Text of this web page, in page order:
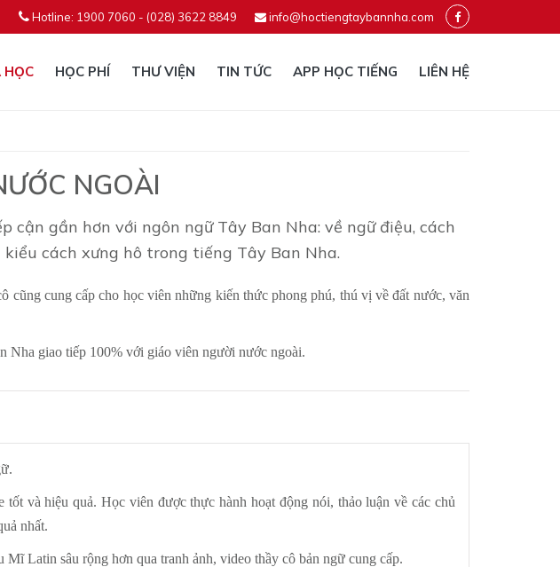
Hotline: 1900 7060 - (028) 3622 8849 info@hoctiengtaybannha.com
HỌC HỌC PHÍ THƯ VIỆN TIN TỨC APP HỌC TIẾNG LIÊN HỆ
NGOÀI
gần hơn với ngôn ngữ Tây Ban Nha: về ngữ điệu, cách
cách xưng hô trong tiếng Tây Ban Nha.
cung cấp cho học viên những kiến thức phong phú, thú vị về đất nước, văn
Nha giao tiếp 100% với giáo viên người nước ngoài.
và hiệu quả. Học viên được thực hành hoạt động nói, thảo luận về các chủ
nhất.
Latin sâu rộng hơn qua tranh ảnh, video thầy cô bản ngữ cung cấp.